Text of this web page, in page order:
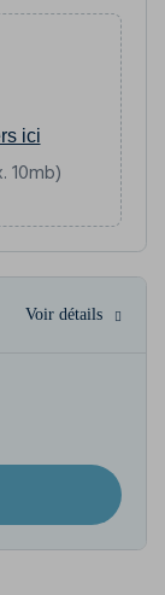
ici
10mb)
Voir détails